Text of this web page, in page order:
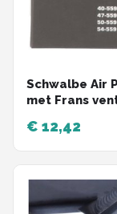
Schwalbe Air
met Frans
€ 12,42